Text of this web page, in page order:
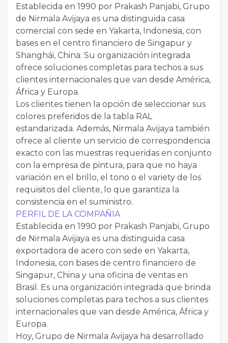
Establecida en 1990 por Prakash Panjabi, Grupo
de Nirmala Avijaya es una distinguida casa
comercial con sede en Yakarta, Indonesia, con
bases en el centro financiero de Singapur y
Shanghái, China. Su organización integrada
ofrece soluciones completas para techos a sus
clientes internacionales que van desde América,
África y Europa.
Los clientes tienen la opción de seleccionar sus
colores preferidos de la tabla RAL
estandarizada. Además, Nirmala Avijaya también
ofrece al cliente un servicio de correspondencia
exacto con las muestras requeridas en conjunto
con la empresa de pintura, para que no haya
variación en el brillo, el tono o el variety de los
requisitos del cliente, lo que garantiza la
consistencia en el suministro.
PERFIL DE LA COMPAÑIA
Establecida en 1990 por Prakash Panjabi, Grupo
de Nirmala Avijaya es una distinguida casa
exportadora de acero con sede en Yakarta,
Indonesia, con bases de centro financiero de
Singapur, China y una oficina de ventas en
Brasil. Es una organización integrada que brinda
soluciones completas para techos a sus clientes
internacionales que van desde América, África y
Europa.
Hoy, Grupo de Nirmala Avijaya ha desarrollado